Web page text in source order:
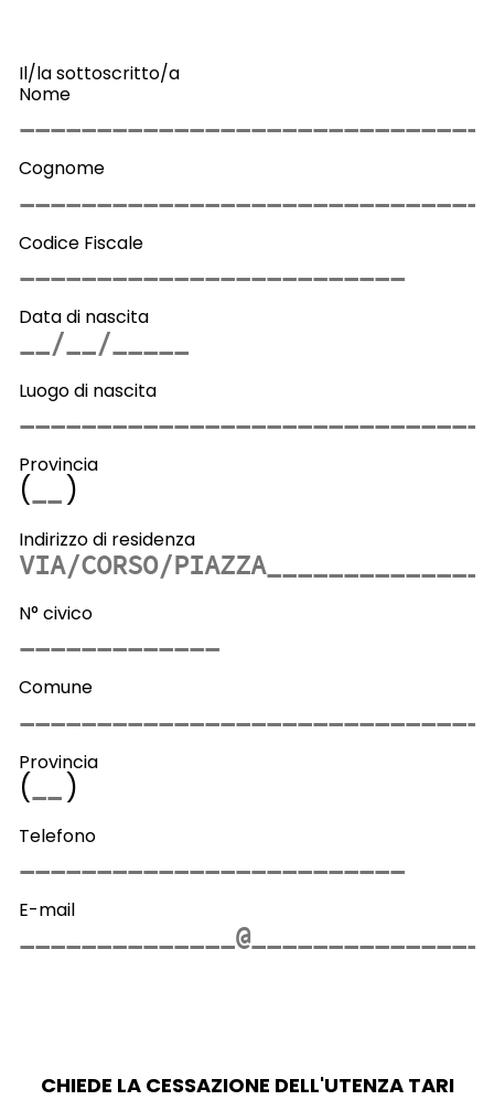
Il/la sottoscritto/a
Nome
Cognome
Codice Fiscale
Data di nascita
Luogo di nascita
Provincia
( )
Indirizzo di residenza
N° civico
Comune
Provincia
( )
Telefono
E-mail
CHIEDE LA CESSAZIONE DELL'UTENZA TARI